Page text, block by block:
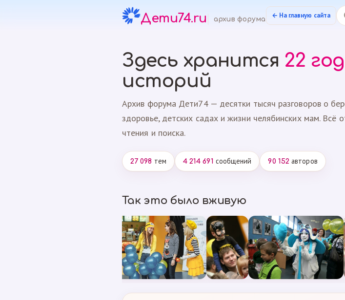
Дети74.ru архив форума ← На главную сайта
Здесь хранится 22
историй
Архив форума Дети74 — десятки тысяч разговоров о
здоровье, детских садах и жизни челябинских мам. Всё
чтения и поиска.
27 098 тем 4 214 691 сообщений 90 152 авторов
Так это было вживую